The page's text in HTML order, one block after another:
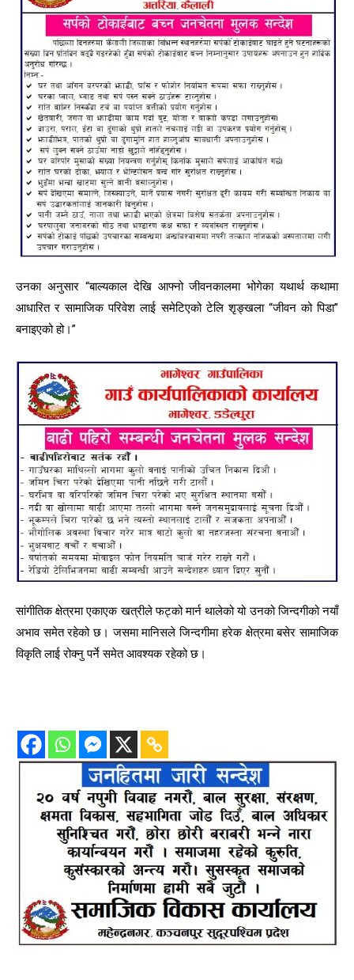
उनका अनुसार “बाल्यकाल देखि आफ्नो जीवनकालमा भोगेका यथार्थ कथामा
आधारित र सामाजिक परिवेश लाई समेटिएको टेलि शृङ्खला “जीवन को पिडा”
बनाइएको हो।”
सांगीतिक क्षेत्रमा एकाएक खत्रीले फट्को मार्न थालेको यो उनको जिन्दगीको नयाँ
अभाव समेत रहेको छ। जसमा मानिसले जिन्दगीमा हरेक क्षेत्रमा बसेर सामाजिक
विकृति लाई रोक्नु पर्ने समेत आवश्यक रहेको छ।